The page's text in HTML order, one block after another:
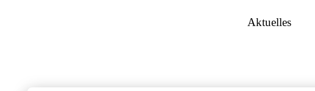
Aktuelles